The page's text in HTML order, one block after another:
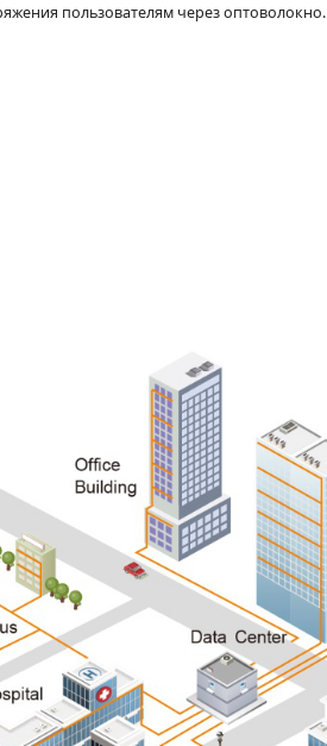
пользователям через оптоволокно.